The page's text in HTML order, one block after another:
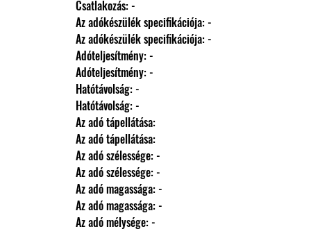
                Csatlakozás: -
                Az adókészülék specifikációja: -
                Az adókészülék specifikációja: -
                Adóteljesítmény: -
                Adóteljesítmény: -
                Hatótávolság: -
                Hatótávolság: -
                Az adó tápellátása:
                Az adó tápellátása:
                Az adó szélessége: -
                Az adó szélessége: -
                Az adó magassága: -
                Az adó magassága: -
                Az adó mélysége: -